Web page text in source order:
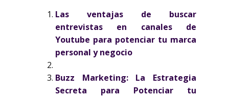
Las ventajas de buscar
entrevistas en canales de
Youtube para potenciar tu marca
personal y negocio
Buzz Marketing: La Estrategia
Secreta para Potenciar tu